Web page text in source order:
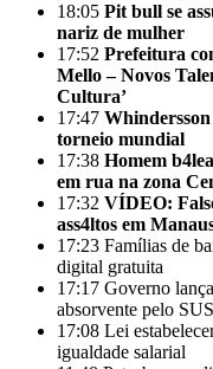
18:05 Pit bull se
nariz de mulher
17:52 Prefeitura
Mello – Novos
Cultura’
17:47
torneio mundial
17:38 Homem
em rua na zona
17:32 VÍDEO:
ass4ltos em
17:23 Famílias de
digital gratuita
17:17 Governo
absorvente pelo SUS
17:08 Lei
igualdade salarial